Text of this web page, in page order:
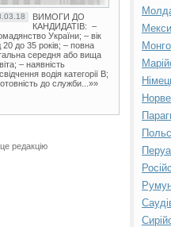
ВИМОГИ ДО
КАНДИДАТІВ: –
України; – вік
20 до 35 років; – повна
середня або вища
– наявність
водія категорії В;
до служби...»»
редакцію